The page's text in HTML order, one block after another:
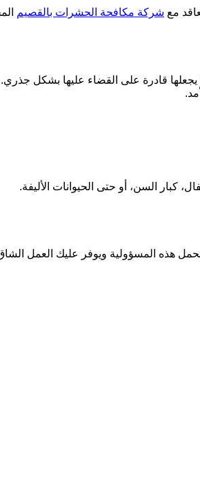
مع شركة مكافحة الحشرات بالقصيم
قادرة على القضاء عليها بشكل جذري.
كبار السن، أو حتى الحيوانات الأليفة.
هذه المسؤولية ويوفر عليك العمل